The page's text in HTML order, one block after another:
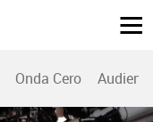
Onda Cero